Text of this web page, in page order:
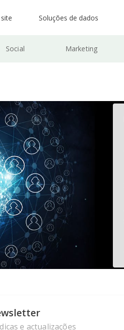
Soluções de dados
Social Marketing
e actualizações